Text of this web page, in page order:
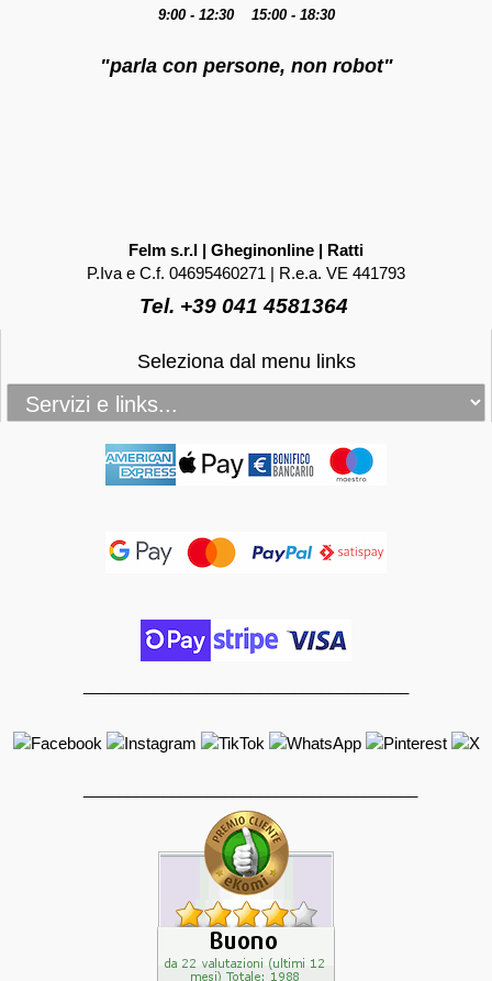
9:00 - 12:30 15:00 - 18:30
"parla con persone, non robot"
Felm s.r.l | Gheginonline | Ratti
P.Iva e C.f. 04695460271 | R.e.a. VE 441793
Tel. +39 041 4581364
Seleziona dal menu links